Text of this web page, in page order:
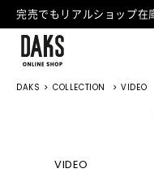
DAKS COLLECTION VIDEO
VIDEO